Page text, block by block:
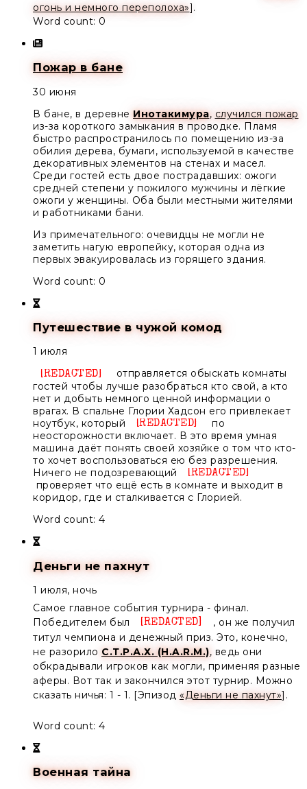
огонь и немного переполоха»].
Word count: 0
Пожар в бане
30 июня
В бане, в деревне Инотакимура, случился пожар
из-за короткого замыкания в проводке. Пламя
быстро распространилось по помещению из-за
обилия дерева, бумаги, используемой в качестве
декоративных элементов на стенах и масел.
Среди гостей есть двое пострадавших: ожоги
средней степени у пожилого мужчины и лёгкие
ожоги у женщины. Оба были местными жителями
и работниками бани.
Из примечательного: очевидцы не могли не
заметить нагую европейку, которая одна из
первых эвакуировалась из горящего здания.
Word count: 0
Путешествие в чужой комод
1 июля
Unknown
отправляется обыскать комнаты
гостей чтобы лучше разобраться кто свой, а кто
нет и добыть немного ценной информации о
врагах. В спальне Глории Хадсон его привлекает
ноутбук, который
Unknown
по
неосторожности включает. В это время умная
машина даёт понять своей хозяйке о том что кто-
то хочет воспользоваться ею без разрешения.
Ничего не подозревающий
проверяет что ещё есть в комнате и выходит в
коридор, где и сталкивается с Глорией.
Word count: 4
Деньги не пахнут
1 июля, ночь
Самое главное события турнира - финал.
Победителем был
Unknown
, он же получил
титул чемпиона и денежный приз. Это, конечно,
не разорило С.Т.Р.А.Х. (H.A.R.M.), ведь они
обкрадывали игроков как могли, применяя разные
аферы. Вот так и закончился этот турнир. Можно
сказать ничья: 1 - 1. [Эпизод «Деньги не пахнут»].
Word count: 4
Военная тайна